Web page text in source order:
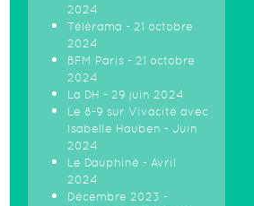
2024
Télérama - 21 octobre
2024
BFM Paris - 21 octobre
2024
La DH - 29 juin 2024
Le 8-9 sur Vivacité avec
Isabelle Hauben - Juin
2024
Le Dauphiné - Avril
2024
Décembre 2023 -